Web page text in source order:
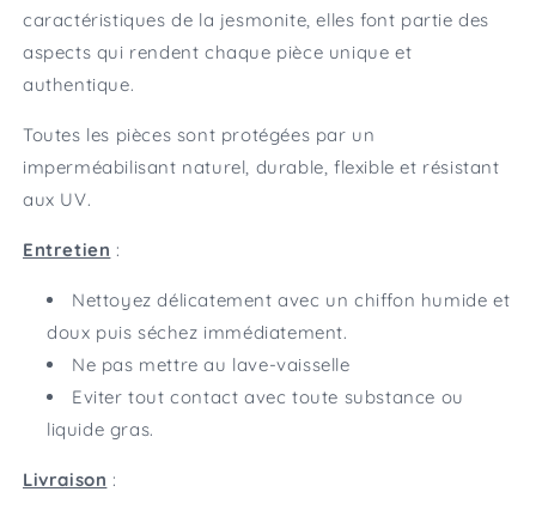
caractéristiques de la jesmonite, elles font partie des
aspects qui rendent chaque pièce unique et
authentique.
Toutes les pièces sont protégées par un
imperméabilisant naturel, durable, flexible et résistant
aux UV.
Entretien :
Nettoyez délicatement avec un chiffon humide et
doux puis séchez immédiatement.
Ne pas mettre au lave-vaisselle
Eviter tout contact avec toute substance ou
liquide gras.
Livraison :